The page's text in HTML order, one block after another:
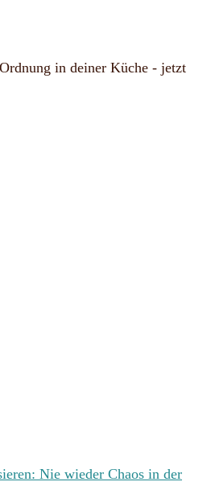
in deiner Küche - jetzt
Nie wieder Chaos in der